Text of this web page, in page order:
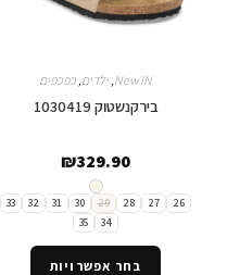
New IN ילדים כפכפים
בירקנשטוק 1030419
₪329.90
26
27
28
29
30
31
32
33
34
35
בחר אפשרויות